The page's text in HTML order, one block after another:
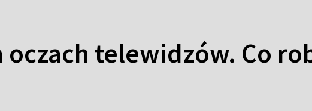
oczach telewidzów. Co